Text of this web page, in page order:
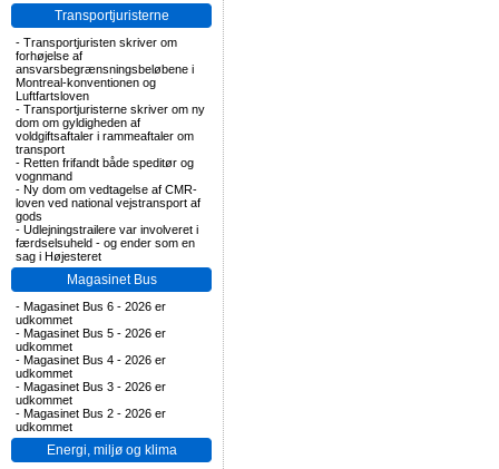
Transportjuristerne
- Transportjuristen skriver om
forhøjelse af
ansvarsbegrænsningsbeløbene i
Montreal-konventionen og
Luftfartsloven
- Transportjuristerne skriver om ny
dom om gyldigheden af
voldgiftsaftaler i rammeaftaler om
transport
- Retten frifandt både speditør og
vognmand
- Ny dom om vedtagelse af CMR-
loven ved national vejstransport af
gods
- Udlejningstrailere var involveret i
færdselsuheld - og ender som en
sag i Højesteret
Magasinet Bus
- Magasinet Bus 6 - 2026 er
udkommet
- Magasinet Bus 5 - 2026 er
udkommet
- Magasinet Bus 4 - 2026 er
udkommet
- Magasinet Bus 3 - 2026 er
udkommet
- Magasinet Bus 2 - 2026 er
udkommet
Energi, miljø og klima